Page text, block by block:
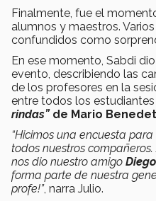
Finalmente, fue el
alumnos y maestros.
confundidos como
En ese momento, Sabdi
evento, describiendo las
de los profesores en la
entre todos los
rindas”de Mario
“Hicimos una encuesta
todos nuestros
nos dio nuestro amigo
forma parte de nuestra
profe!”, narra Julio.